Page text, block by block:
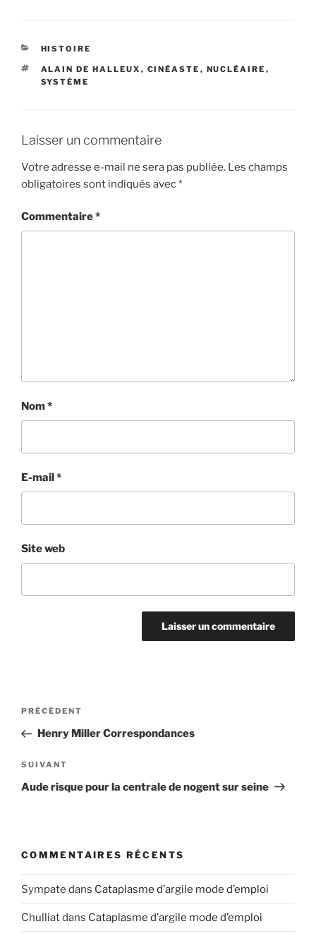
CATÉGORIES
HISTOIRE
ÉTIQUETTES
ALAIN DE HALLEUX , CINÉASTE , NUCLÉAIRE ,
SYSTÈME
Laisser un commentaire
Votre adresse e-mail ne sera pas publiée. Les champs
obligatoires sont indiqués avec*
Commentaire*
Nom*
E-mail*
Site web
Navigation
l’article
Article
précédent
PRÉCÉDENT
Henry Miller Correspondances
Article
suivant
SUIVANT
Aude risque pour la centrale de nogent sur seine
COMMENTAIRES RÉCENTS
Sympate dans Cataplasme d’argile mode d’emploi
Chulliatdans Cataplasme d’argile mode d’emploi